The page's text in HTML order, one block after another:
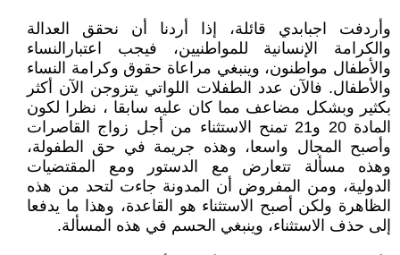
وأردفت اجبابدي قائلة، إذا أردنا أن نحقق العدالة
والكرامة الإنسانية للمواطنيين، فيجب اعتبارالنساء
والأطفال مواطنون، وينبغي مراعاة حقوق وكرامة النساء
والأطفال. فالآن عدد الطفلات اللواتي يتزوجن الآن أكثر
بكثير وبشكل مضاعف مما كان عليه سابقا ، نظرا لكون
المادة 20 و21 تمنح الاستثناء من أجل زواج القاصرات
وأصبح المجال واسعا، وهذه جريمة في حق الطفولة،
وهذه مسألة تتعارض مع الدستور ومع المقتضيات
الدولية، ومن المفروض أن المدونة جاءت لتحد من هذه
الظاهرة ولكن أصبح الاستثناء هو القاعدة، وهذا ما يدفعا
إلى حذف الاستثناء، وينبغي الحسم في هذه المسألة.